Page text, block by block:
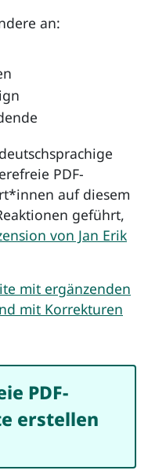
an:
PDF-
auf diesem
geführt,
von Jan Erik
mit ergänzenden
mit Korrekturen
PDF-
erstellen